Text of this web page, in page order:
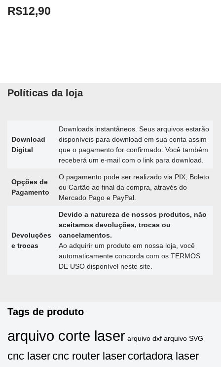
R$12,90
Políticas da loja
Download
Digital
Downloads instantâneos. Seus arquivos estarão
disponíveis para download em sua conta assim
que o pagamento for confirmado. Você também
receberá um e-mail com o link para download.
Opções de
Pagamento
O pagamento pode ser realizado via PIX, Boleto
ou Cartão ao final da compra, através do
Mercado Pago e PayPal.
Devoluções
e trocas
Devido a natureza de nossos produtos, não
aceitamos devoluções, trocas ou
cancelamentos.
Ao adquirir um produto em nossa loja, você
automaticamente concorda com os TERMOS
DE USO disponível neste site.
Tags de produto
arquivo corte laser arquivo dxf arquivo SVG
cnc laser cnc router laser cortadora laser